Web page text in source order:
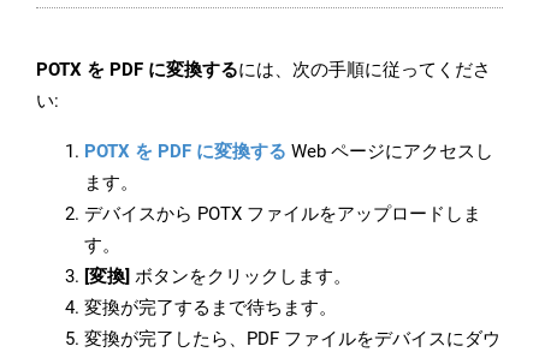
POTX を PDF に変換するには、次の手順に従ってくださ
い:
POTX を PDF に変換する Web ページにアクセスし
ます。
デバイスから POTX ファイルをアップロードしま
す。
[変換] ボタンをクリックします。
変換が完了するまで待ちます。
変換が完了したら、PDF ファイルをデバイスにダウ